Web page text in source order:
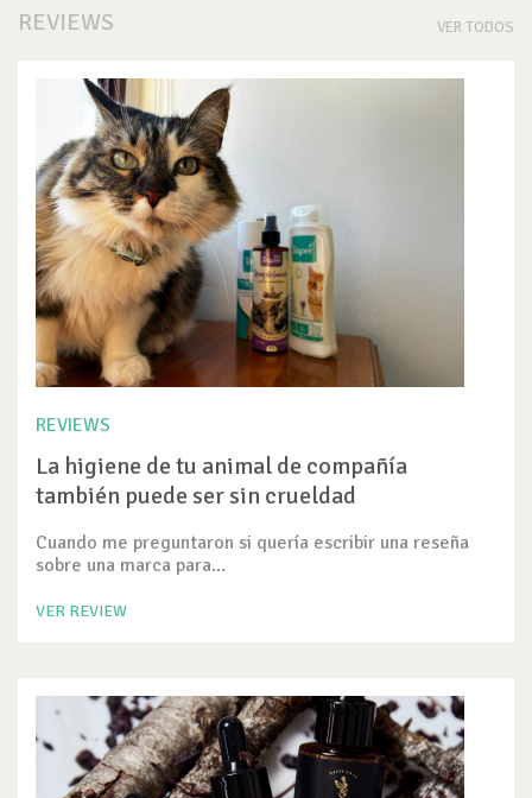
REVIEWS VER TODOS
REVIEWS
La higiene de tu animal de compañía
también puede ser sin crueldad
Cuando me preguntaron si quería escribir una reseña
sobre una marca para...
VER REVIEW